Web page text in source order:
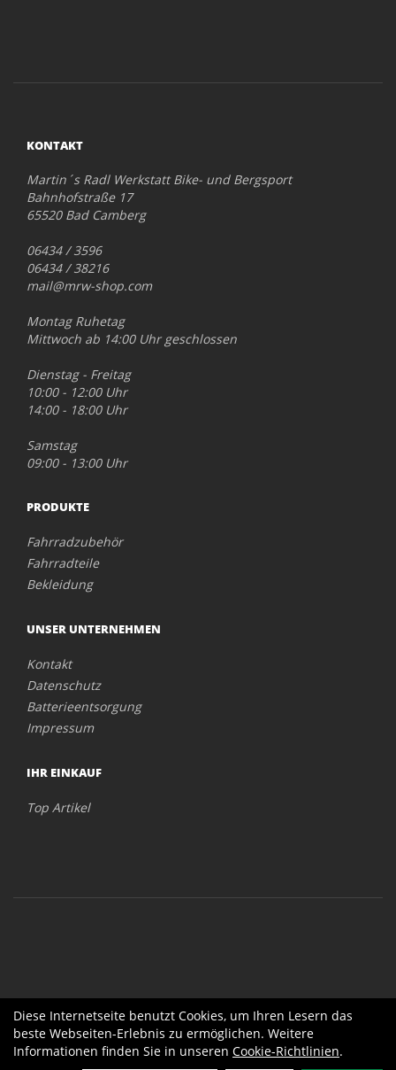
KONTAKT
Martin´s Radl Werkstatt Bike- und Bergsport
Bahnhofstraße 17
65520 Bad Camberg
06434 / 3596
06434 / 38216
mail@mrw-shop.com
Montag Ruhetag
Mittwoch ab 14:00 Uhr geschlossen
Dienstag - Freitag
10:00 - 12:00 Uhr
14:00 - 18:00 Uhr
Samstag
09:00 - 13:00 Uhr
PRODUKTE
Fahrradzubehör
Fahrradteile
Bekleidung
UNSER UNTERNEHMEN
Kontakt
Datenschutz
Batterieentsorgung
Impressum
IHR EINKAUF
Top Artikel
Diese Internetseite benutzt Cookies, um Ihren Lesern das
beste Webseiten-Erlebnis zu ermöglichen. Weitere
Informationen finden Sie in unseren Cookie-Richtlinien.